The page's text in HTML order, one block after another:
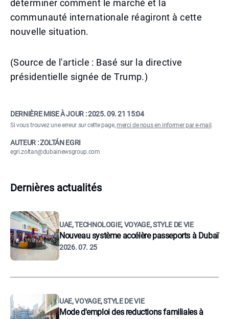
déterminer comment le marché et la
communauté internationale réagiront à cette
nouvelle situation.
(Source de l'article : Basé sur la directive
présidentielle signée de Trump.)
DERNIÈRE MISE À JOUR :2025. 09. 21 15:04
Si vous trouvez une erreur sur cette page,merci de nous en informer par e-mail .
AUTEUR : ZOLTÁN EGRI
egri.zoltan@dubainewsgroup.com
Dernières actualités
UAE, TECHNOLOGIE, VOYAGE, STYLE DE VIE
Nouveau système accélère passeports à Dubaï
2026. 07. 25
UAE, VOYAGE, STYLE DE VIE
Mode d'emploi des reductions familiales à